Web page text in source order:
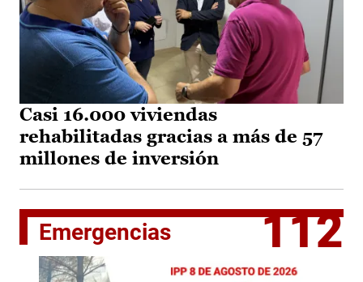
Casi 16.000 viviendas
rehabilitadas gracias a más de 57
millones de inversión
Emergencias 112